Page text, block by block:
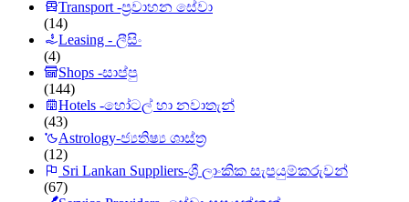
Transport -ප්‍රවාහන සේවා
(14)
Leasing - ලීසිං
(4)
Shops -සාප්පු
(144)
Hotels -හෝටල් හා නවාතැන්
(43)
Astrology-ජ්‍යතිෂ්‍ය ශාස්ත්‍ර
(12)
Sri Lankan Suppliers-ශ්‍රී ලාංකික සැපයුම්කරුවන්
(67)